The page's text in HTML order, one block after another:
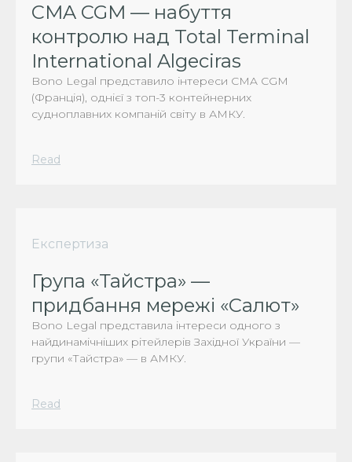
CMA CGM — набуття
контролю над Total Terminal
International Algeciras
Bono Legal представило інтереси CMA CGM
(Франція), однієї з топ-3 контейнерних
судноплавних компаній світу в АМКУ.
Read
Експертиза
Група «Тайстра» —
придбання мережі «Салют»
Bono Legal представила інтереси одного з
найдинамічніших рітейлерів Західної України —
групи «Тайстра» — в АМКУ.
Read